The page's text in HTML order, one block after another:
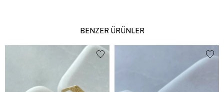
BENZER ÜRÜNLER